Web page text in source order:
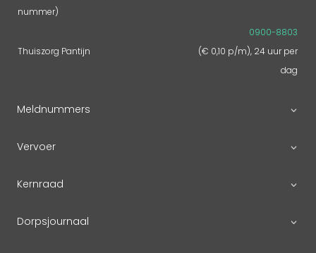
nummer)
Thuiszorg Pantijn
0900-8803
(€ 0,10 p/m), 24 uur per
dag
Meldnummers
Vervoer
Kernraad
Dorpsjournaal